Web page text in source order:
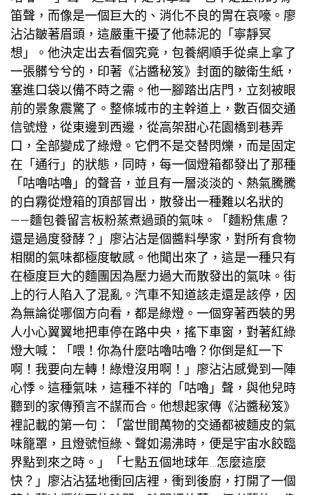
笛聲，而像是一個巨大的、消化不良的胃在哀嚎。廖
沾沾皺著眉頭，這嚴重干擾了他蒜泥的「寧靜冥
想」。他決定出去看個究竟， 包養網順手從桌上拿了
一張髒兮兮的，印著《沾醬秘笈》封面的皺衛生紙，
塞進口袋以備不時之需。他一腳踏出店門，立刻被眼
前的景象震驚了。整條城市的主幹道上，數百個交通
信號燈，從東邊到西邊，從高架甜心花園橋到巷弄
口，全部變成了綠燈。它們不是交替閃爍，而是固定
在「通行」的狀態，同時，每一個燈箱都發出了那種
「咕嚕咕嚕」的聲音，並且有一層淡淡的、熱氣騰騰
的白霧從燈箱的頂部冒出，散發出一種難以名狀的
——麵包養留言板粉蒸煮過頭的氣味。「麵粉焦慮？
還是過度發酵？」廖沾沾是個醬料學家，對所有食物
相關的氣味都極度敏感。他聞出來了，這是一種只有
在極度巨大的麵團因為壓力過大而散發出的氣味。街
上的行人陷入了混亂。汽車不知道該走還是該停，因
為無論從哪個方向看，都是綠燈。一個穿著西裝的男
人小心翼翼地把車停在路中央，搖下車窗，對著紅綠
燈大喊：「喂！你為什麼咕嚕咕嚕？你倒是紅一下
啊！我要向左轉！綠燈沒用啊！」廖沾沾感覺到一陣
心悸。這種氣味，這種不祥的「咕嚕」聲，與他兒時
聽到的家傳預言不謀而合。他想起家傳《沾醬秘笈》
裡記載的第一句：「當世間萬物的交通都被麵皮的氣
味籠罩，且燈號恒綠、聲如湯沸時，便是宇宙水餃臨
界點到來之時。」「七點五個地球年…怎麼這麼
快？」廖沾沾猛地衝回店裡，衝到後廚，打開了一個